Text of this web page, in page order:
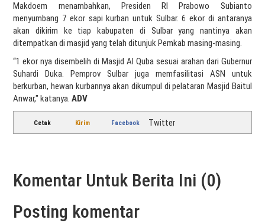
Makdoem menambahkan, Presiden RI Prabowo Subianto
menyumbang 7 ekor sapi kurban untuk Sulbar. 6 ekor di antaranya
akan dikirim ke tiap kabupaten di Sulbar yang nantinya akan
ditempatkan di masjid yang telah ditunjuk Pemkab masing-masing.
“1 ekor nya disembelih di Masjid Al Quba sesuai arahan dari Gubernur
Suhardi Duka. Pemprov Sulbar juga memfasilitasi ASN untuk
berkurban, hewan kurbannya akan dikumpul di pelataran Masjid Baitul
Anwar," katanya.ADV
Cetak Kirim Facebook Twitter
Komentar Untuk Berita Ini (0)
Posting komentar